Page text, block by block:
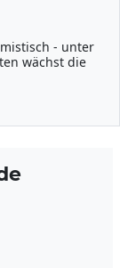
- unter
wächst die